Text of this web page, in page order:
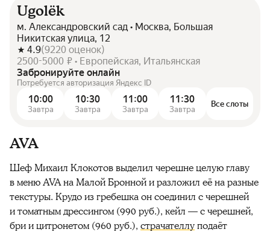
Ugolёk
м. Александровский сад • Москва, Большая
Никитская улица, 12
4.9(9220 оценок)
2500-5000 ₽ • Европейская, Итальянская
Забронируйте онлайн
Потребуется авторизация Яндекс ID
10:00
Завтра
10:30
Завтра
11:00
Завтра
11:30
Завтра
Все слоты
AVA
Шеф Михаил Клокотов выделил черешне целую главу
в меню AVA на Малой Бронной и разложил её на разные
текстуры. Крудо из гребешка он соединил с черешней
и томатным дрессингом (990 руб.), кейл — с черешней,
бри и цитронетом (960 руб.), страчателлуподаёт